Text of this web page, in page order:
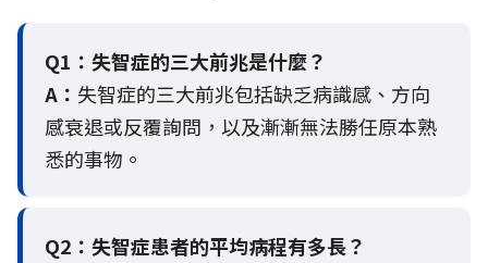
Q1：失智症的三大前兆是什麼？
A： 失智症的三大前兆包括缺乏病識感、方向
感衰退或反覆詢問，以及漸漸無法勝任原本熟
悉的事物。
Q2： 失智症患者的平均病程有多長？